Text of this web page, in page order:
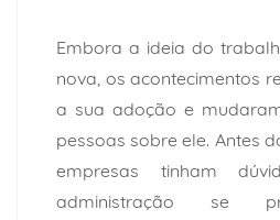
Embora a ideia do
nova, os acontecimentos
a sua adoção e
pessoas sobre ele. Antes
empresas tinham
administração se